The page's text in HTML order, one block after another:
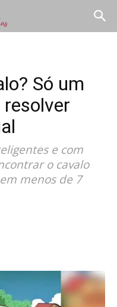
Só um
resolver
e com
o cavalo
menos de 7